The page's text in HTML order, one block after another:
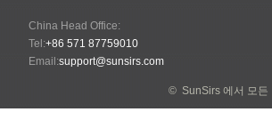
China Head Office:
Tel:+86 571 87759010
Email:support@sunsirs.com
© SunSirs 에서 모